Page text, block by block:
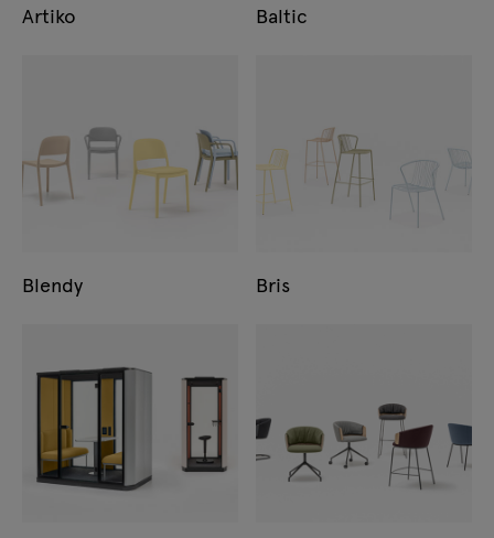
Artiko Baltic
Blendy Bris